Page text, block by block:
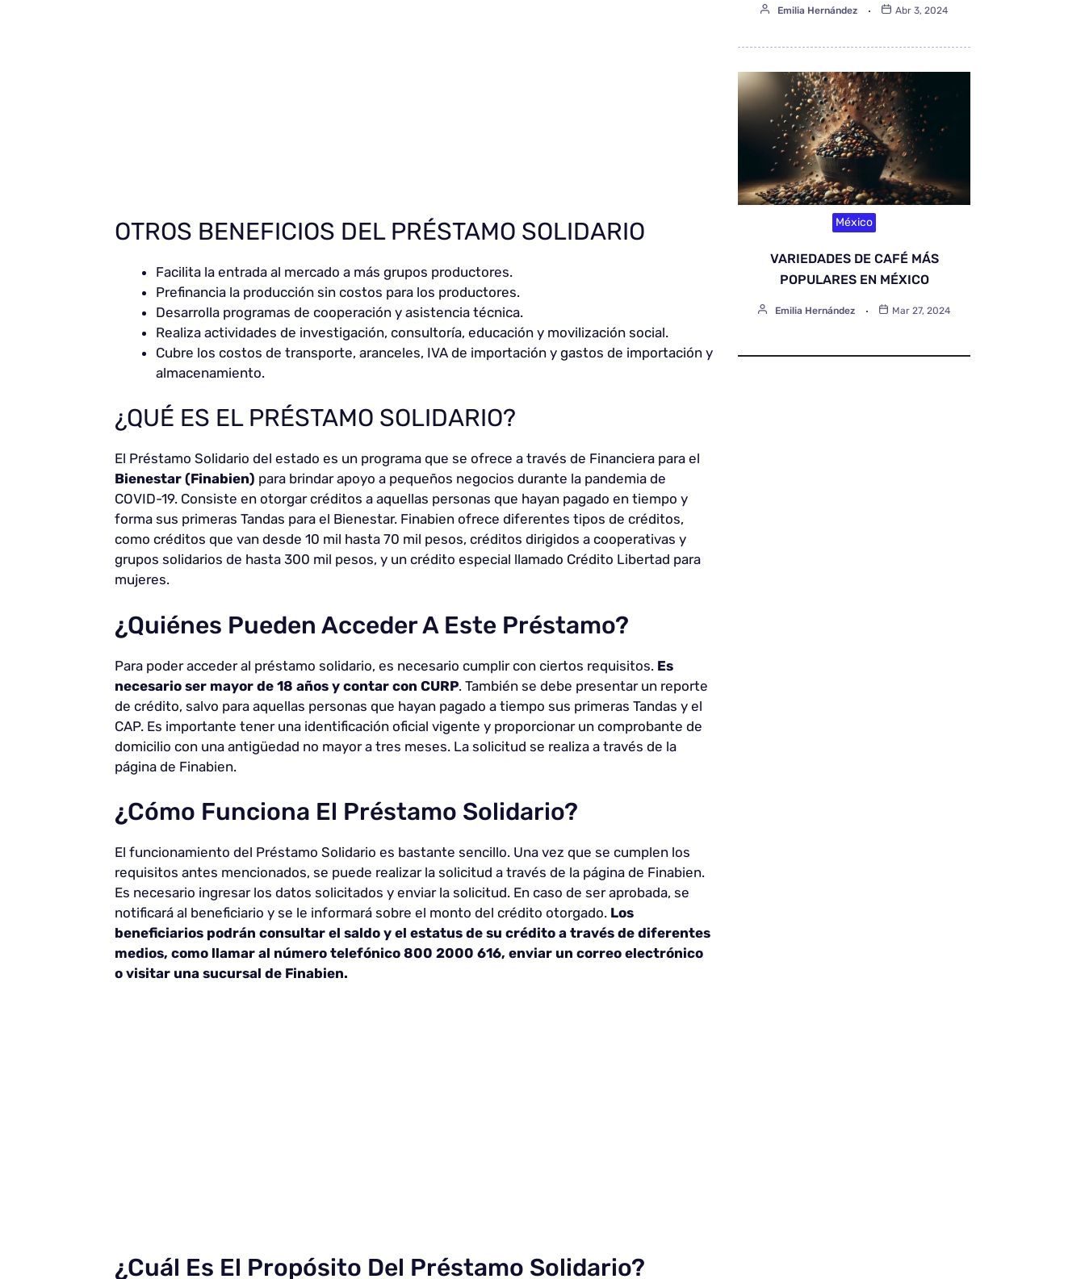
OTROS BENEFICIOS DEL PRÉSTAMO SOLIDARIO
Facilita la entrada al mercado a más grupos productores.
Prefinancia la producción sin costos para los productores.
Desarrolla programas de cooperación y asistencia técnica.
Realiza actividades de investigación, consultoría, educación y movilización social.
Cubre los costos de transporte, aranceles, IVA de importación y gastos de importación y
almacenamiento.
¿QUÉ ES EL PRÉSTAMO SOLIDARIO?
El Préstamo Solidario del estado es un programa que se ofrece a través de Financiera para el
Bienestar (Finabien) para brindar apoyo a pequeños negocios durante la pandemia de
COVID-19. Consiste en otorgar créditos a aquellas personas que hayan pagado en tiempo y
forma sus primeras Tandas para el Bienestar. Finabien ofrece diferentes tipos de créditos,
como créditos que van desde 10 mil hasta 70 mil pesos, créditos dirigidos a cooperativas y
grupos solidarios de hasta 300 mil pesos, y un crédito especial llamado Crédito Libertad para
mujeres.
¿Quiénes Pueden Acceder A Este Préstamo?
Para poder acceder al préstamo solidario, es necesario cumplir con ciertos requisitos. Es
necesario ser mayor de 18 años y contar con CURP. También se debe presentar un reporte
de crédito, salvo para aquellas personas que hayan pagado a tiempo sus primeras Tandas y el
CAP. Es importante tener una identificación oficial vigente y proporcionar un comprobante de
domicilio con una antigüedad no mayor a tres meses. La solicitud se realiza a través de la
página de Finabien.
¿Cómo Funciona El Préstamo Solidario?
El funcionamiento del Préstamo Solidario es bastante sencillo. Una vez que se cumplen los
requisitos antes mencionados, se puede realizar la solicitud a través de la página de Finabien.
Es necesario ingresar los datos solicitados y enviar la solicitud. En caso de ser aprobada, se
notificará al beneficiario y se le informará sobre el monto del crédito otorgado. Los
beneficiarios podrán consultar el saldo y el estatus de su crédito a través de diferentes
medios, como llamar al número telefónico 800 2000 616, enviar un correo electrónico
o visitar una sucursal de Finabien.
¿Cuál Es El Propósito Del Préstamo Solidario?
Emilia Hernández Abr 3, 2024
México
VARIEDADES DE CAFÉ MÁS
POPULARES EN MÉXICO
Emilia Hernández Mar 27, 2024